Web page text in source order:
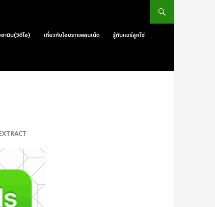
ซามิน(วิดีโอ) เกี่ยวกับไอยราแพลนเน็ต รู้ทันแชร์ลูกโซ่